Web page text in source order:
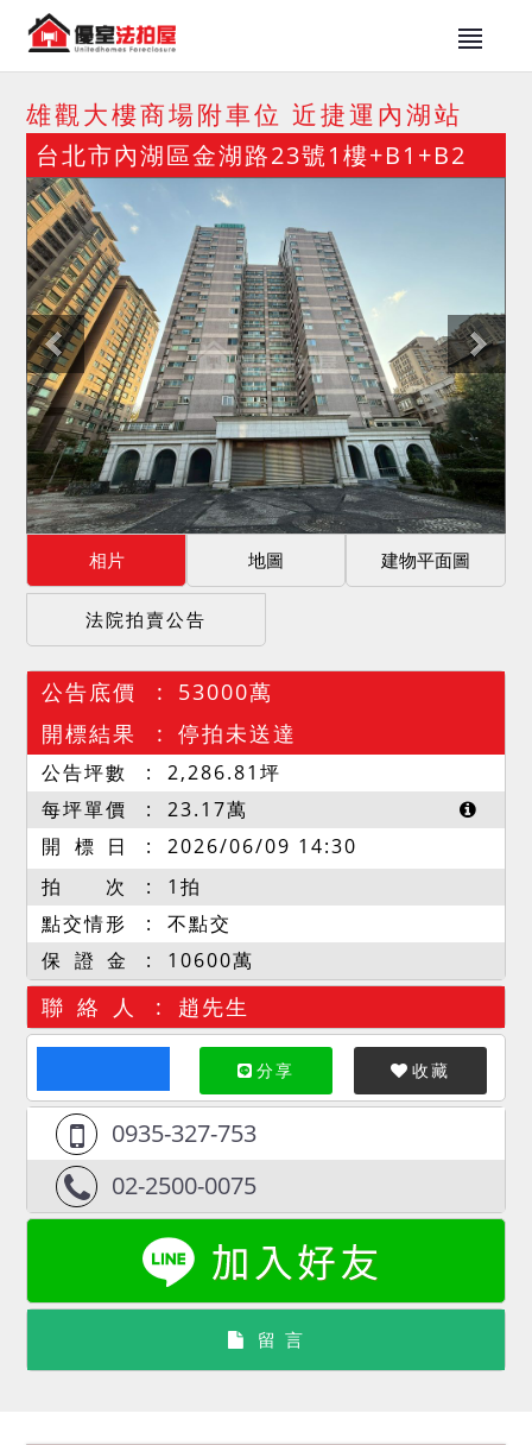
雄觀大樓商場附車位 近捷運內湖站
台北市內湖區金湖路23號1樓+B1+B2
相片 地圖 建物平面圖
法院拍賣公告
公告底價
53000萬
開標結果
停拍未送達
公告坪數 2,286.81坪
每坪單價
23.17萬
開 標 日
2026/06/09 14:30
拍 次
1拍
點交情形
不點交
保 證 金
10600萬
聯 絡 人 趙先生
分享 收藏
0935-327-753
02-2500-0075
留 言